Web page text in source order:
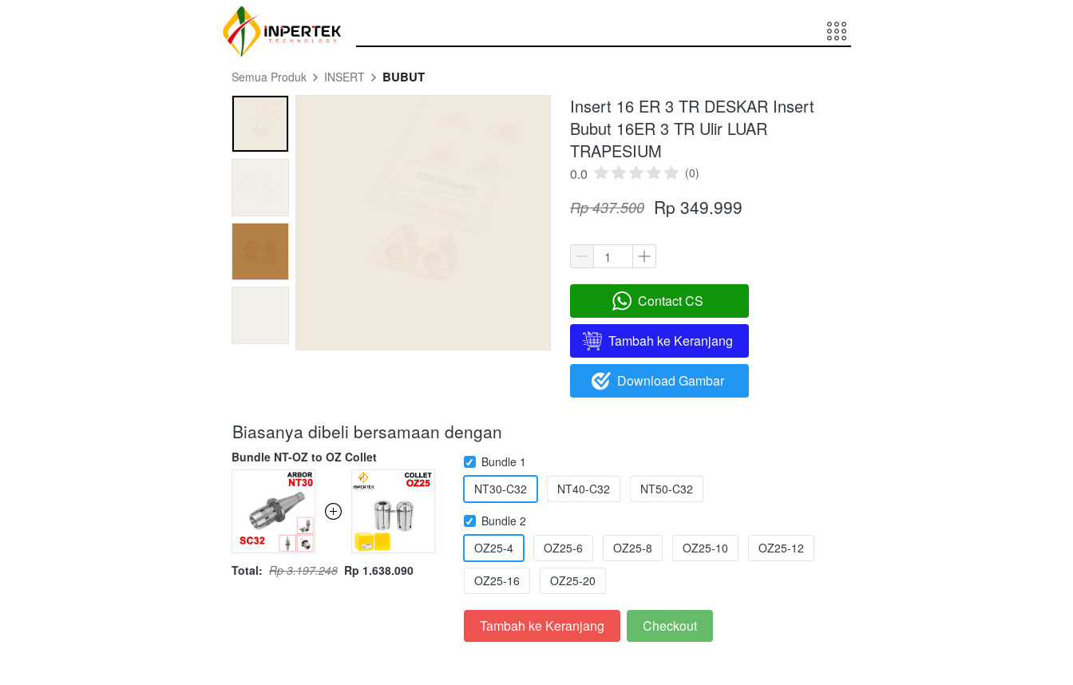
Semua Produk INSERT BUBUT
Insert 16 ER 3 TR DESKAR Insert
Bubut 16ER 3 TR Ulir LUAR
TRAPESIUM
0.0 (0)
Rp 437.500 Rp 349.999
` Contact CS
` Tambah ke Keranjang
` Download Gambar
Biasanya dibeli bersamaan dengan
Bundle NT-OZ to OZ Collet
Total: Rp 3.197.248 Rp 1.638.090
Bundle 1
NT30-C32
NT40-C32
NT50-C32
Bundle 2
OZ25-4
OZ25-6 OZ25-8 OZ25-10 OZ25-12
OZ25-16 OZ25-20
`
Tambah ke Keranjang `
Checkout